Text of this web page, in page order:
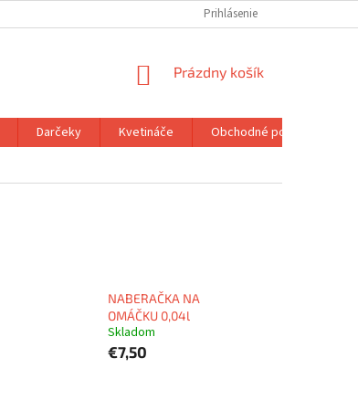
Prihlásenie
NÁKUPNÝ
Prázdny košík
Darčeky Kvetináče
Obchodné podmienky
NABERAČKA NA
OMÁČKU 0,04l
Skladom
€7,50